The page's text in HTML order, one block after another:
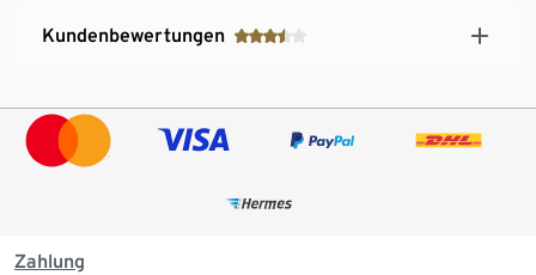
Kundenbewertungen
Zahlung